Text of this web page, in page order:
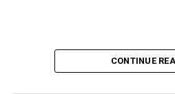
CONTINUE